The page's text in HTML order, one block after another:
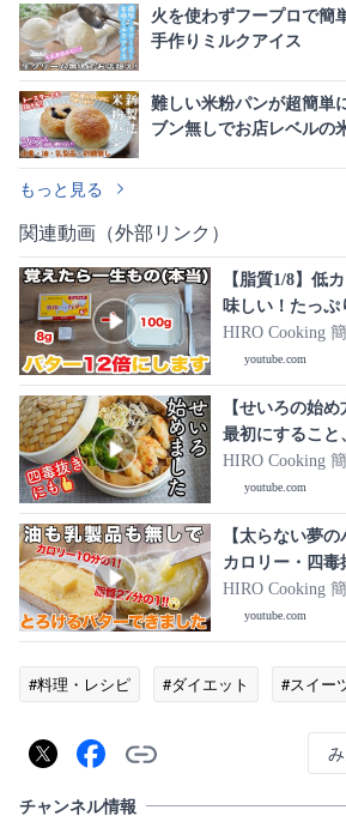
火を使わずフープロで簡
手作りミルクアイス
難しい米粉パンが超簡単
ブン無しでお店レベルの
もっと見る
関連動画（外部リンク）
【脂質1/8】低
味しい！たっぷ
し。牛乳と少し
に増やす方法
ト・節約にも!!
りません。
HIRO Cooking
シピyoutube.com
【せいろの始
最初にすること
まで。せいろを
中の方へ。4毒
HIRO Cooking
シピyoutube.com
【太らない夢
カロリー・四毒
り方☆油脂・乳
感と味を再現
質制限・ダイ
ター風スプレッ
HIRO Cooking
シピyoutube.com
#料理・レシピ #ダイエット #スイー
チャンネル情報